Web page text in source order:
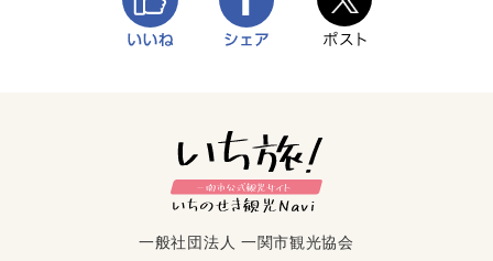
一般社団法人 一関市観光協会